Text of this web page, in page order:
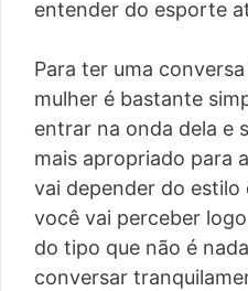
entender do esporte
Para ter uma
mulher é bastante
entrar na onda dela e
mais apropriado para
vai depender do estilo
você vai perceber
do tipo que não é
conversar